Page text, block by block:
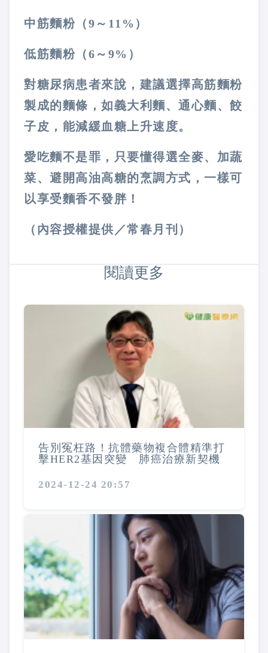
中筋麵粉（9～11%）
低筋麵粉（6～9%）
對糖尿病患者來說，建議選擇高筋麵粉
製成的麵條，如義大利麵、通心麵、餃
子皮，能減緩血糖上升速度。
愛吃麵不是罪，只要懂得選全麥、加蔬
菜、避開高油高糖的烹調方式，一樣可
以享受麵香不發胖！
（內容授權提供／常春月刊）
閱讀更多
告別冤枉路！抗體藥物複合體精準打
擊HER2基因突變 肺癌治療新契機
2024-12-24 20:57